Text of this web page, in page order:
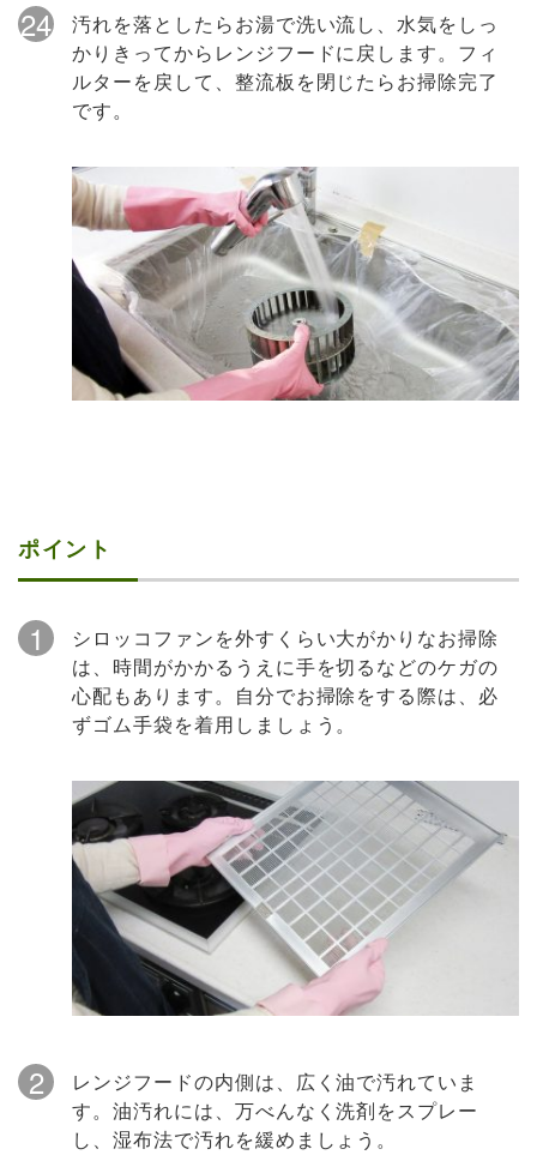
24
汚れを落としたらお湯で洗い流し、水気をしっ
かりきってからレンジフードに戻します。フィ
ルターを戻して、整流板を閉じたらお掃除完了
です。
ポイント
1
シロッコファンを外すくらい大がかりなお掃除
は、時間がかかるうえに手を切るなどのケガの
心配もあります。自分でお掃除をする際は、必
ずゴム手袋を着用しましょう。
2
レンジフードの内側は、広く油で汚れていま
す。油汚れには、万べんなく洗剤をスプレー
し、湿布法で汚れを緩めましょう。